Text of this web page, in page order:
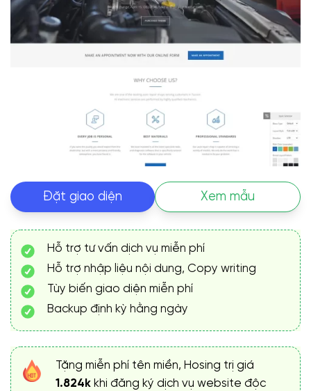
Đặt giao diện Xem mẫu
Hỗ trợ tư vấn dịch vụ miễn phí
Hỗ trợ nhập liệu nội dung, Copy writing
Tùy biến giao diện miễn phí
Backup định kỳ hằng ngày
Tặng miễn phí tên miền, Hosing trị giá
1.824k khi đăng ký dịch vụ website độc